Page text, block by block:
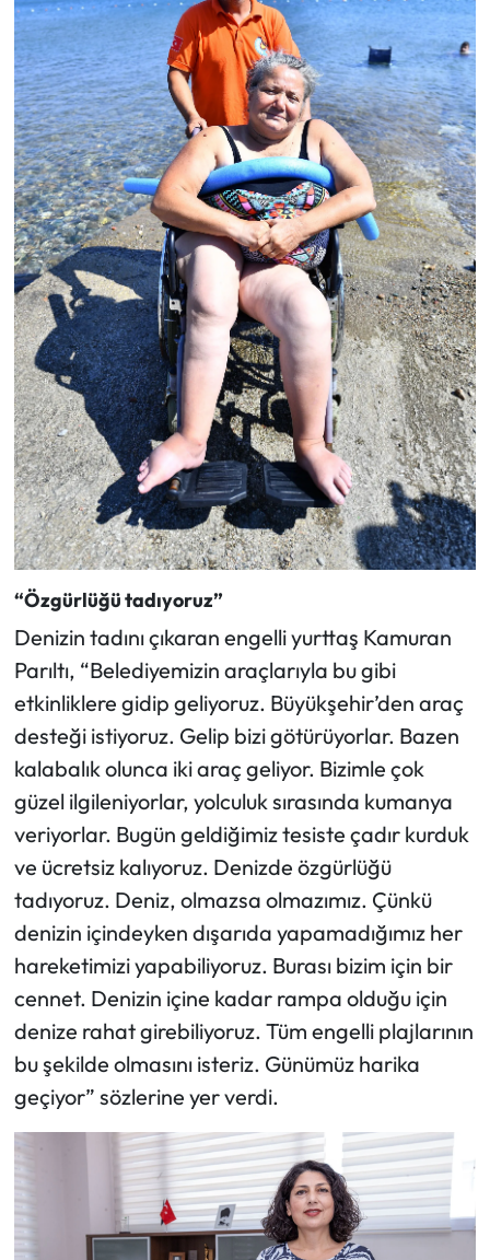
“Özgürlüğü tadıyoruz”
Denizin tadını çıkaran engelli yurttaş Kamuran
Parıltı, “Belediyemizin araçlarıyla bu gibi
etkinliklere gidip geliyoruz. Büyükşehir’den araç
desteği istiyoruz. Gelip bizi götürüyorlar. Bazen
kalabalık olunca iki araç geliyor. Bizimle çok
güzel ilgileniyorlar, yolculuk sırasında kumanya
veriyorlar. Bugün geldiğimiz tesiste çadır kurduk
ve ücretsiz kalıyoruz. Denizde özgürlüğü
tadıyoruz. Deniz, olmazsa olmazımız. Çünkü
denizin içindeyken dışarıda yapamadığımız her
hareketimizi yapabiliyoruz. Burası bizim için bir
cennet. Denizin içine kadar rampa olduğu için
denize rahat girebiliyoruz. Tüm engelli plajlarının
bu şekilde olmasını isteriz. Günümüz harika
geçiyor” sözlerine yer verdi.